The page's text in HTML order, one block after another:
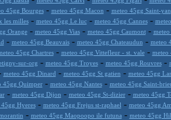
45gg Bourges- meteo 45gg Macon - meteo 45gg Saint-yan
les milles- meteo 45gg Le luc- meteo 45gg Cannes-
Orange- meteo 45gg Vias- meteo 45gg Caumont-
- meteo 45gg Beauvais- meteo 45gg Chateaudun - meteo
45gg Chartres- meteo 45gg Vittefleur - st. vale- meteo
sur-org - meteo 45gg Troyes- meteo 45gg Rouvres-
meteo 45gg Dinard - meteo 45gg St gatien - meteo 45gg
45gg Quimper- meteo 45gg Nantes- meteo 45gg Saint-
- meteo 45gg Dijon - meteo 45gg St-dizier- meteo 45gg
45gg Hyeres- meteo 45gg Frejus st-raphael - meteo 45gg
- meteo 45gg Maopoopo ile futuna - meteo 45gg